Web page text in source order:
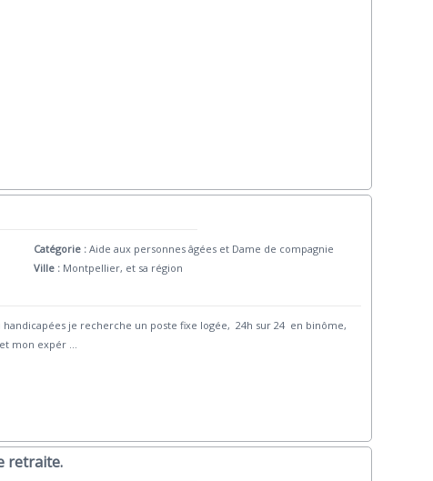
Catégorie : Aide aux personnes âgées et Dame de compagnie
Ville : Montpellier, et sa région
je recherche un poste fixe logée, 24h sur 24 en binôme,
mon expér ...
retraite.